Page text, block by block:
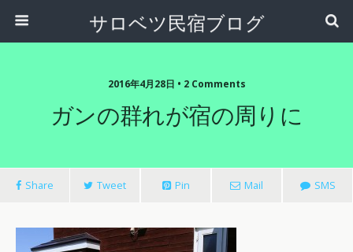
サロベツ民宿ブログ
2016年4月28日 • 2 Comments
ガンの群れが宿の周りに
Share Tweet Pin Mail SMS